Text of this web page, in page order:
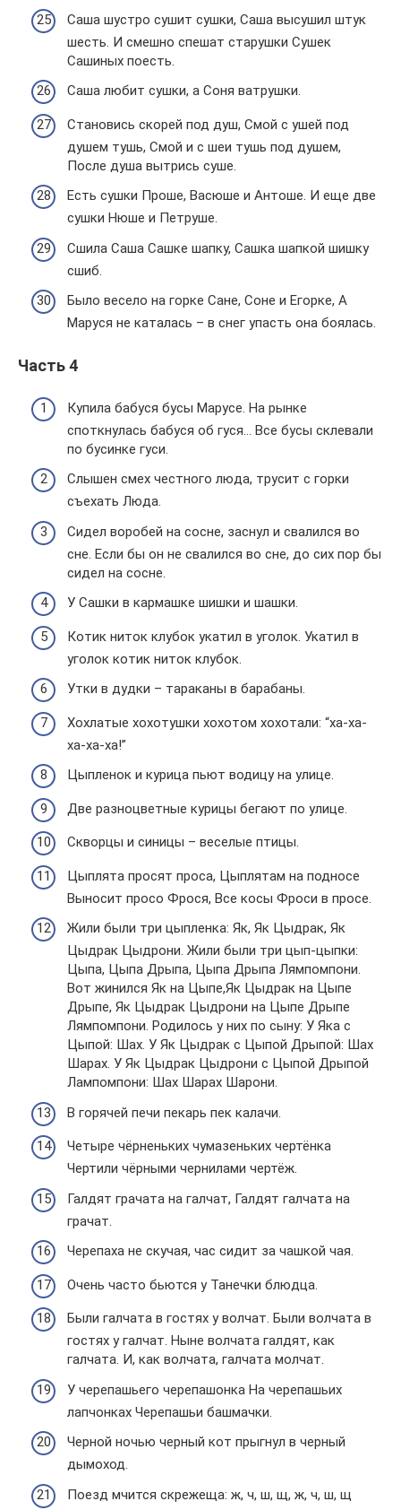
Саша шустро сушит сушки, Саша высушил штук
шесть. И смешно спешат старушки Сушек
Сашиных поесть.
Саша любит сушки, а Соня ватрушки.
Становись скорей под душ, Смой с ушей под
душем тушь, Смой и с шеи тушь под душем,
После душа вытрись суше.
Есть сушки Проше, Васюше и Антоше. И еще две
сушки Нюше и Петруше.
Сшила Саша Сашке шапку, Сашка шапкой шишку
сшиб.
Было весело на горке Сане, Соне и Егорке, А
Маруся не каталась – в снег упасть она боялась.
Часть 4
Купила бабуся бусы Марусе. На рынке
споткнулась бабуся об гуся… Все бусы склевали
по бусинке гуси.
Слышен смех честного люда, трусит с горки
съехать Люда.
Сидел воробей на сосне, заснул и свалился во
сне. Если бы он не свалился во сне, до сих пор бы
сидел на сосне.
У Сашки в кармашке шишки и шашки.
Котик ниток клубок укатил в уголок. Укатил в
уголок котик ниток клубок.
Утки в дудки – тараканы в барабаны.
Хохлатые хохотушки хохотом хохотали: “ха-ха-
ха-ха-ха!”
Цыпленок и курица пьют водицу на улице.
Две разноцветные курицы бегают по улице.
Скворцы и синицы – веселые птицы.
Цыплята просят проса, Цыплятам на подносе
Выносит просо Фрося, Все косы Фроси в просе.
Жили были три цыпленка: Як, Як Цыдрак, Як
Цыдрак Цыдрони. Жили были три цып-цыпки:
Цыпа, Цыпа Дрыпа, Цыпа Дрыпа Лямпомпони.
Вот жинился Як на Цыпе,Як Цыдрак на Цыпе
Дрыпе, Як Цыдрак Цыдрони на Цыпе Дрыпе
Лямпомпони. Родилось у них по сыну: У Яка с
Цыпой: Шах. У Як Цыдрак с Цыпой Дрыпой: Шах
Шарах. У Як Цыдрак Цыдрони с Цыпой Дрыпой
Лампомпони: Шах Шарах Шарони.
В горячей печи пекарь пек калачи.
Четыре чёрненьких чумазеньких чертёнка
Чертили чёрными чернилами чертёж.
Галдят грачата на галчат, Галдят галчата на
грачат.
Черепаха не скучая, час сидит за чашкой чая.
Очень часто бьются у Танечки блюдца.
Были галчата в гостях у волчат. Были волчата в
гостях у галчат. Ныне волчата галдят, как
галчата. И, как волчата, галчата молчат.
У черепашьего черепашонка На черепашьих
лапчонках Черепашьи башмачки.
Чеpной ночью чеpный кот пpыгнул в чеpный
дымоход.
Поезд мчится скрежеща: ж, ч, ш, щ, ж, ч, ш, щ